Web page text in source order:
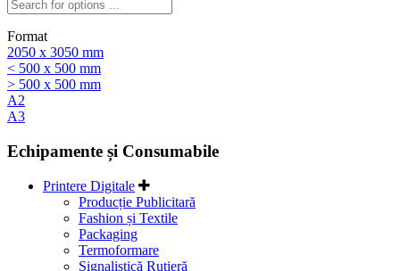
Format
2050 x 3050 mm
< 500 x 500 mm
> 500 x 500 mm
A2
A3
Echipamente și Consumabile
Printere Digitale
Producție Publicitară
Fashion și Textile
Packaging
Termoformare
Signalistică Rutieră